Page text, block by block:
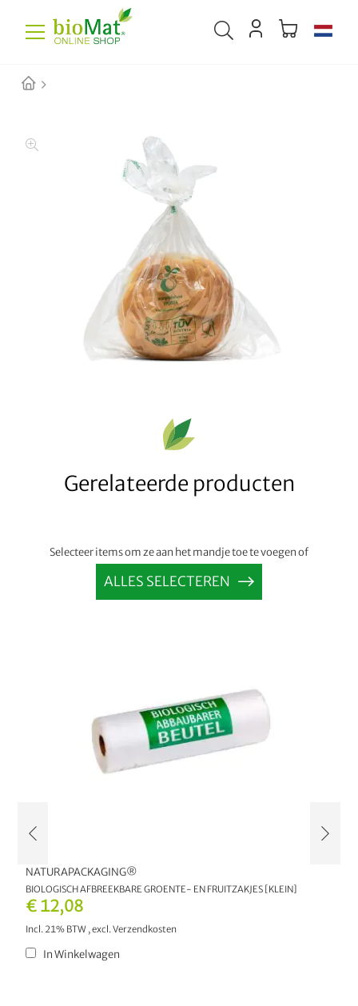
Gerelateerde producten
Selecteer items om ze aan het mandje toe te voegen of
ALLES SELECTEREN
€ 12,08
Incl. 21% BTW ,excl.Verzendkosten
NATURAPACKAGING®
BIOLOGISCH AFBREEKBARE GROENTE- EN FRUITZAKJES [KLEIN]
In Winkelwagen